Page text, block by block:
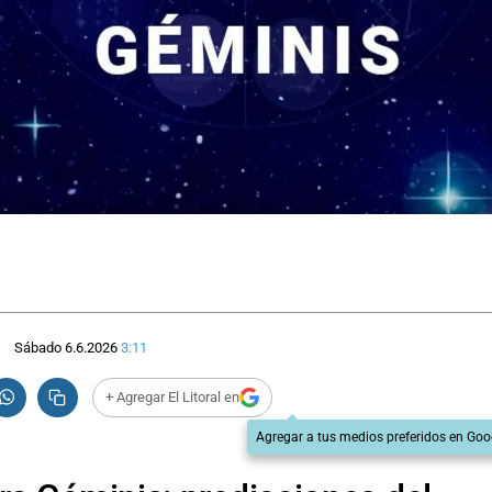
Sábado 6.6.2026 3:11
+ Agregar El Litoral en
Agregar a tus medios preferidos en